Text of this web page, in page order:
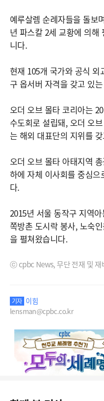
예루살렘 순례자들을 돌보
년 파스칼 2세 교황에 의해
니다.
현재 105개 국가와 공식
구 옵서버 자격을 갖고 있
오더 오브 몰타 코리아는
수도회로 설립돼, 오더 오
는 해외 대표단의 지위를
오더 오브 몰타 아태지역
하에 자체 이사회를 중심
다.
2015년 서울 동작구 지역
쪽방촌 도시락 봉사, 노숙
을 펼쳐왔습니다.
ⓒ cpbc News, 무단 전재 및 재
기자 이힘
lensman@cpbc.co.kr